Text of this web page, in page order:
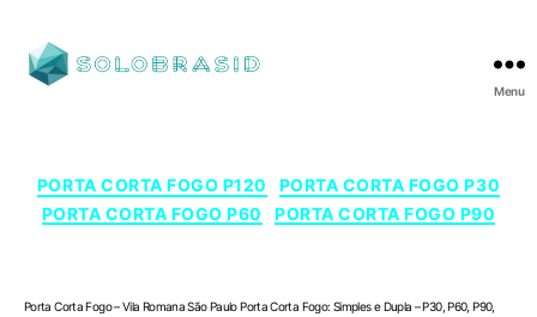
Menu
PORTA CORTA FOGO P120
PORTA CORTA FOGO P30
PORTA CORTA FOGO P60
PORTA CORTA FOGO P90
Porta Corta Fogo – Vila Romana São Paulo Porta Corta Fogo: Simples e Dupla – P30, P60, P90,